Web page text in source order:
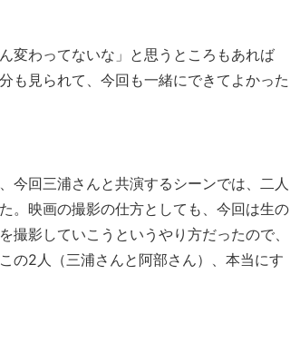
変わってないな」と思うところもあれば
も見られて、今回も一緒にできてよかった
今回三浦さんと共演するシーンでは、二人
。映画の撮影の仕方としても、今回は生の
影していこうというやり方だったので、
の2人（三浦さんと阿部さん）、本当にす